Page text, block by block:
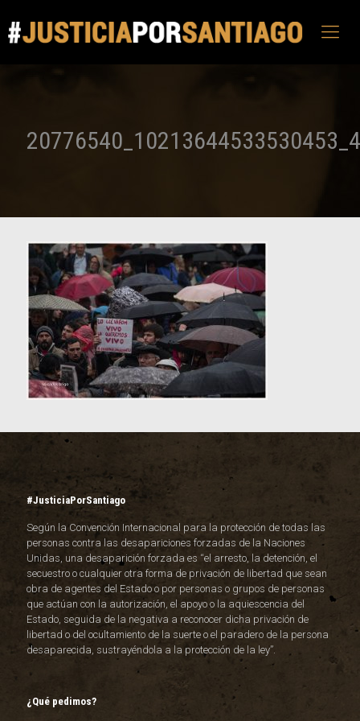
#JusticiaPorSantiago
Según la Convención Internacional para la protección de todas las
personas contra las desapariciones forzadas de la Naciones
Unidas, una desaparición forzada es “el arresto, la detención, el
secuestro o cualquier otra forma de privación de libertad que sean
obra de agentes del Estado o por personas o grupos de personas
que actúan con la autorización, el apoyo o la aquiescencia del
Estado, seguida de la negativa a reconocer dicha privación de
libertad o del ocultamiento de la suerte o el paradero de la persona
desaparecida, sustrayéndola a la protección de la ley”.
¿Qué pedimos?